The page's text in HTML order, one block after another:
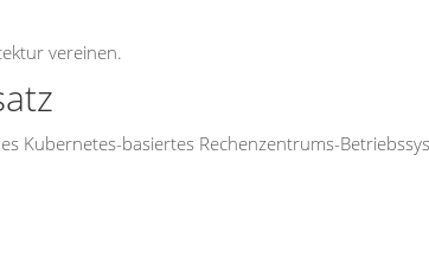
vereinen.
Kubernetes-basiertes Rechenzentrums-